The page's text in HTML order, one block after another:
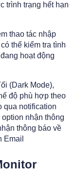
trình trạng hết hạn
thao tác nhập
thể kiểm tra tình
hoạt động
(Dark Mode),
độ phù hợp theo
qua notification
nhận thông
thông báo về
Email